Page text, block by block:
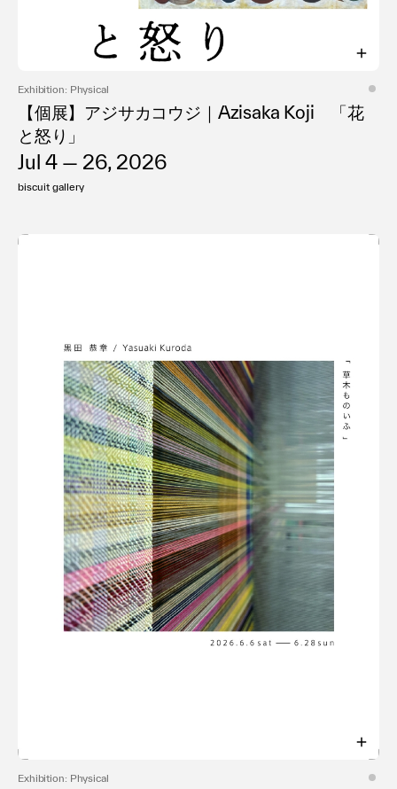
Exhibition: Physical
【個展】アジサカコウジ｜Azisaka Koji 「花
と怒り」
Jul 4 — 26, 2026
biscuit gallery
Exhibition: Physical